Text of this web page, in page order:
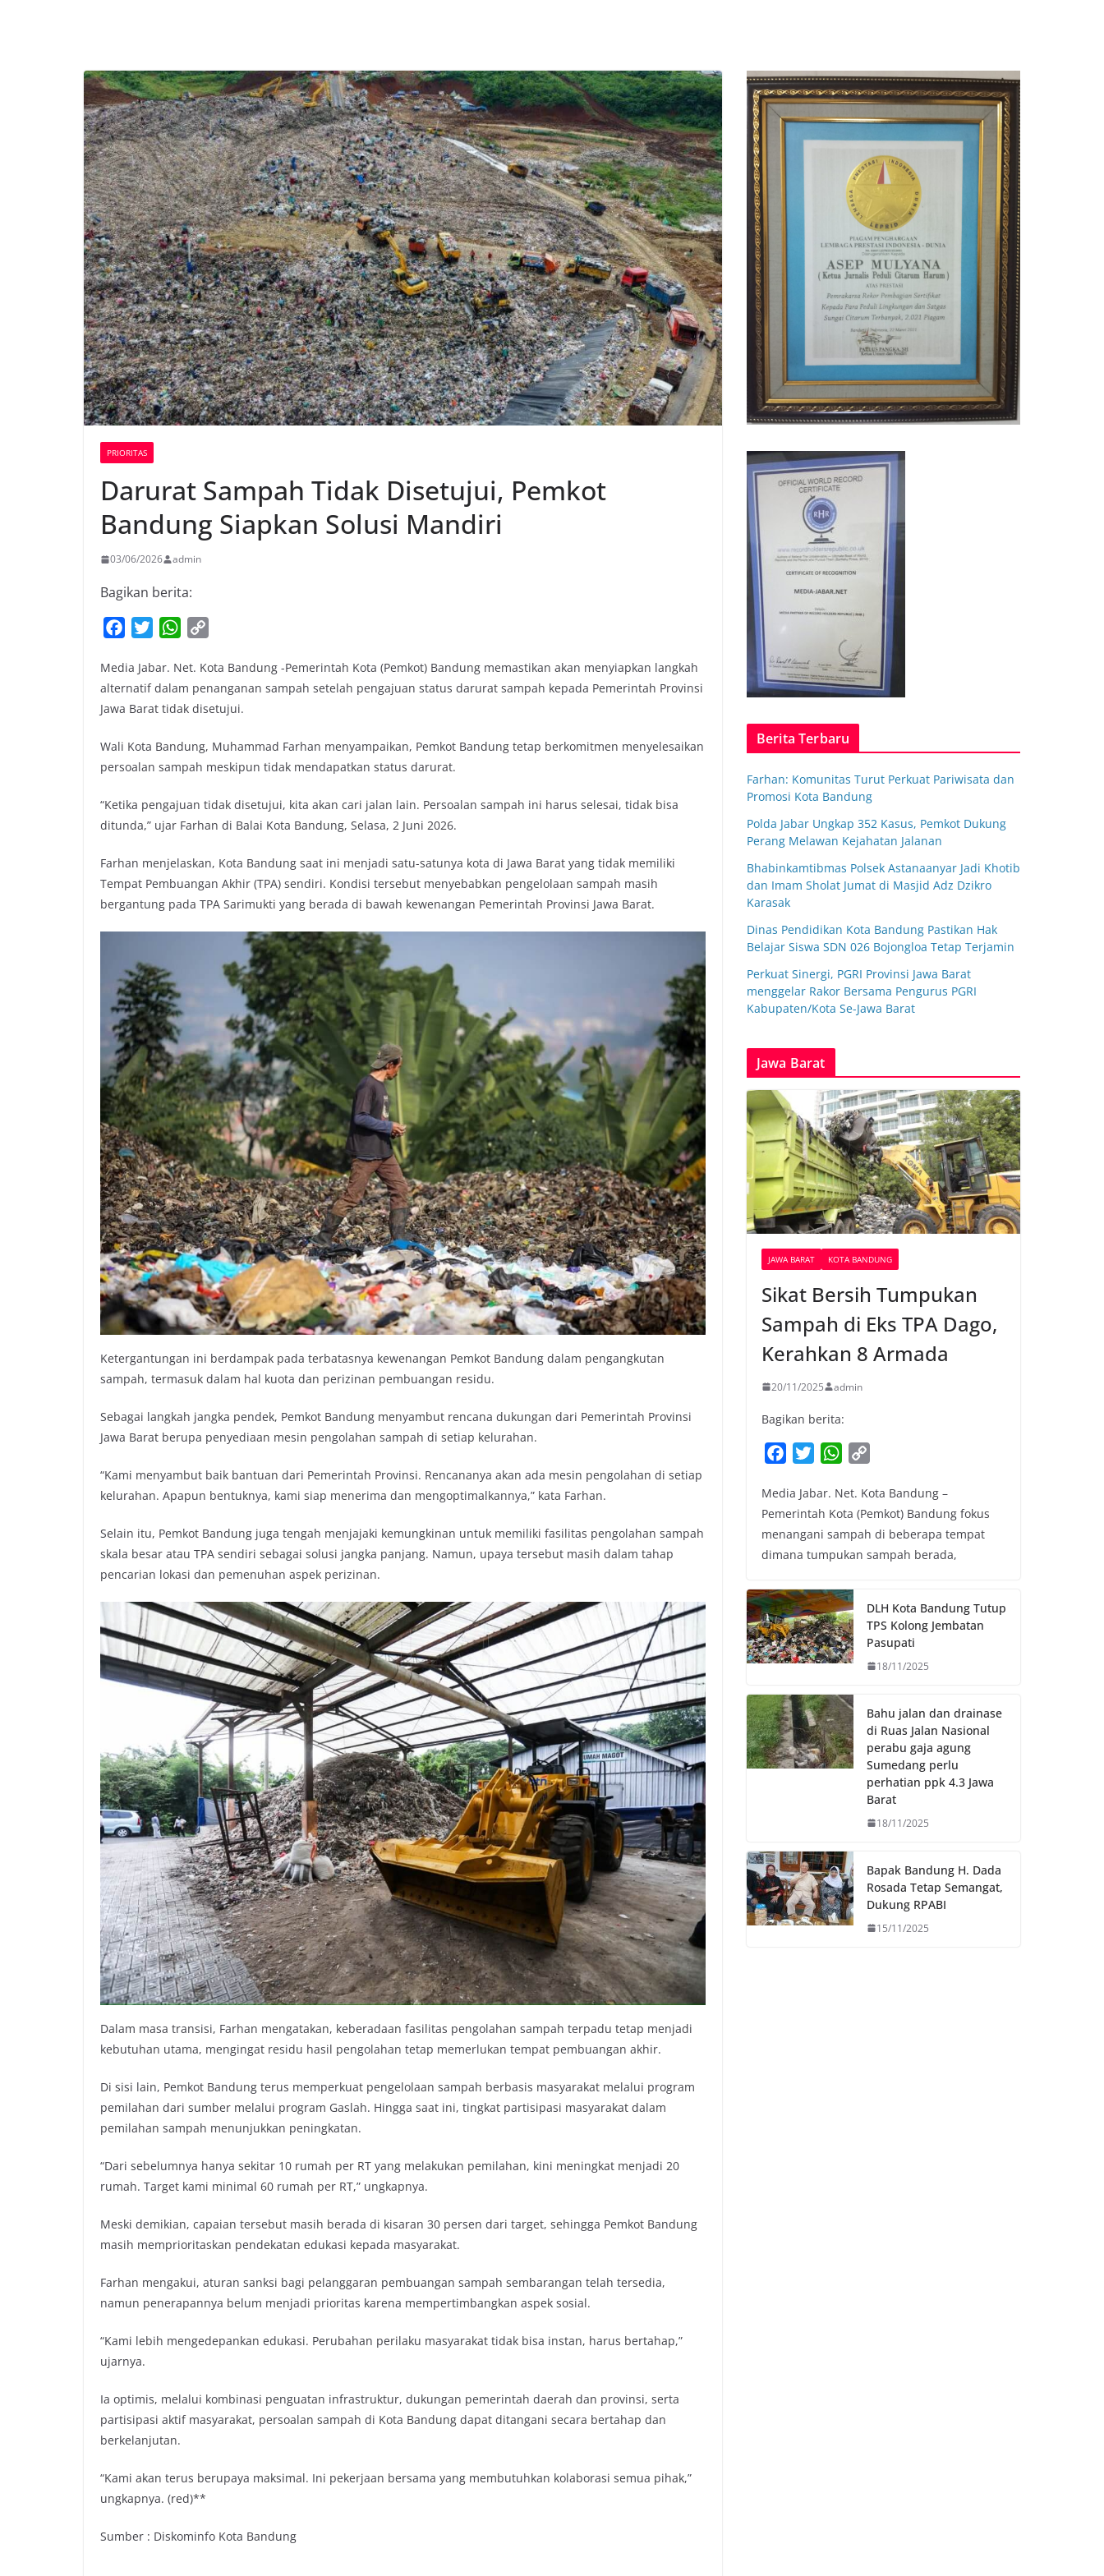
PRIORITAS
Darurat Sampah Tidak Disetujui, Pemkot
Bandung Siapkan Solusi Mandiri
03/06/2026 admin
Bagikan berita:
c
e
b
o
k
i
t
t
r
W
a
t
s
p
p
p
y
L
n
k
Media Jabar. Net. Kota Bandung -Pemerintah Kota (Pemkot) Bandung memastikan akan menyiapkan langkah
alternatif dalam penanganan sampah setelah pengajuan status darurat sampah kepada Pemerintah Provinsi
Jawa Barat tidak disetujui.
Wali Kota Bandung, Muhammad Farhan menyampaikan, Pemkot Bandung tetap berkomitmen menyelesaikan
persoalan sampah meskipun tidak mendapatkan status darurat.
“Ketika pengajuan tidak disetujui, kita akan cari jalan lain. Persoalan sampah ini harus selesai, tidak bisa
ditunda,” ujar Farhan di Balai Kota Bandung, Selasa, 2 Juni 2026.
Farhan menjelaskan, Kota Bandung saat ini menjadi satu-satunya kota di Jawa Barat yang tidak memiliki
Tempat Pembuangan Akhir (TPA) sendiri. Kondisi tersebut menyebabkan pengelolaan sampah masih
bergantung pada TPA Sarimukti yang berada di bawah kewenangan Pemerintah Provinsi Jawa Barat.
Ketergantungan ini berdampak pada terbatasnya kewenangan Pemkot Bandung dalam pengangkutan
sampah, termasuk dalam hal kuota dan perizinan pembuangan residu.
Sebagai langkah jangka pendek, Pemkot Bandung menyambut rencana dukungan dari Pemerintah Provinsi
Jawa Barat berupa penyediaan mesin pengolahan sampah di setiap kelurahan.
“Kami menyambut baik bantuan dari Pemerintah Provinsi. Rencananya akan ada mesin pengolahan di setiap
kelurahan. Apapun bentuknya, kami siap menerima dan mengoptimalkannya,” kata Farhan.
Selain itu, Pemkot Bandung juga tengah menjajaki kemungkinan untuk memiliki fasilitas pengolahan sampah
skala besar atau TPA sendiri sebagai solusi jangka panjang. Namun, upaya tersebut masih dalam tahap
pencarian lokasi dan pemenuhan aspek perizinan.
Dalam masa transisi, Farhan mengatakan, keberadaan fasilitas pengolahan sampah terpadu tetap menjadi
kebutuhan utama, mengingat residu hasil pengolahan tetap memerlukan tempat pembuangan akhir.
Di sisi lain, Pemkot Bandung terus memperkuat pengelolaan sampah berbasis masyarakat melalui program
pemilahan dari sumber melalui program Gaslah. Hingga saat ini, tingkat partisipasi masyarakat dalam
pemilahan sampah menunjukkan peningkatan.
“Dari sebelumnya hanya sekitar 10 rumah per RT yang melakukan pemilahan, kini meningkat menjadi 20
rumah. Target kami minimal 60 rumah per RT,” ungkapnya.
Meski demikian, capaian tersebut masih berada di kisaran 30 persen dari target, sehingga Pemkot Bandung
masih memprioritaskan pendekatan edukasi kepada masyarakat.
Farhan mengakui, aturan sanksi bagi pelanggaran pembuangan sampah sembarangan telah tersedia,
namun penerapannya belum menjadi prioritas karena mempertimbangkan aspek sosial.
“Kami lebih mengedepankan edukasi. Perubahan perilaku masyarakat tidak bisa instan, harus bertahap,”
ujarnya.
Ia optimis, melalui kombinasi penguatan infrastruktur, dukungan pemerintah daerah dan provinsi, serta
partisipasi aktif masyarakat, persoalan sampah di Kota Bandung dapat ditangani secara bertahap dan
berkelanjutan.
“Kami akan terus berupaya maksimal. Ini pekerjaan bersama yang membutuhkan kolaborasi semua pihak,”
ungkapnya. (red)**
Sumber : Diskominfo Kota Bandung
Berita Terbaru
Farhan: Komunitas Turut Perkuat Pariwisata dan
Promosi Kota Bandung
Polda Jabar Ungkap 352 Kasus, Pemkot Dukung
Perang Melawan Kejahatan Jalanan
Bhabinkamtibmas Polsek Astanaanyar Jadi Khotib
dan Imam Sholat Jumat di Masjid Adz Dzikro
Karasak
Dinas Pendidikan Kota Bandung Pastikan Hak
Belajar Siswa SDN 026 Bojongloa Tetap Terjamin
Perkuat Sinergi, PGRI Provinsi Jawa Barat
menggelar Rakor Bersama Pengurus PGRI
Kabupaten/Kota Se-Jawa Barat
Jawa Barat
JAWA BARAT KOTA BANDUNG
Sikat Bersih Tumpukan
Sampah di Eks TPA Dago,
Kerahkan 8 Armada
20/11/2025 admin
Bagikan berita:
c
e
b
o
k
i
t
t
e
W
a
t
s
A
p
p
y
L
i
k
Media Jabar. Net. Kota Bandung –
Pemerintah Kota (Pemkot) Bandung fokus
menangani sampah di beberapa tempat
dimana tumpukan sampah berada,
DLH Kota Bandung Tutup
TPS Kolong Jembatan
Pasupati
18/11/2025
Bahu jalan dan drainase
di Ruas Jalan Nasional
perabu gaja agung
Sumedang perlu
perhatian ppk 4.3 Jawa
Barat
18/11/2025
Bapak Bandung H. Dada
Rosada Tetap Semangat,
Dukung RPABI
15/11/2025